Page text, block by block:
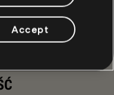
Accept